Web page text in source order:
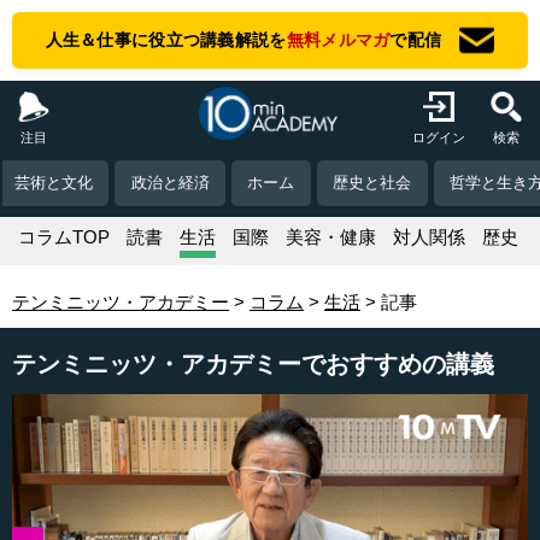
人生＆仕事に役立つ講義解説を無料メルマガで配信
注目 ログイン 検索
芸術と文化 政治と経済 ホーム 歴史と社会 哲学と生き
コラムTOP 読書 生活 国際 美容・健康 対人関係 歴史
テンミニッツ・アカデミー コラム 生活 記事
テンミニッツ・アカデミーでおすすめの講義